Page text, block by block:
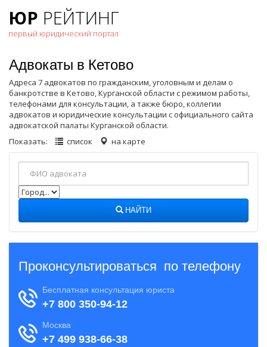
ЮР РЕЙТИНГ
первый юридический портал
Адвокаты в Кетово
Адреса 7 адвокатов по гражданским, уголовным и делам о
банкротстве в Кетово, Курганской области с режимом работы,
телефонами для консультации, а также бюро, коллегии
адвокатов и юридические консультации с официального сайта
адвокатской палаты Курганской области.
Показать:
список на карте
НАЙТИ